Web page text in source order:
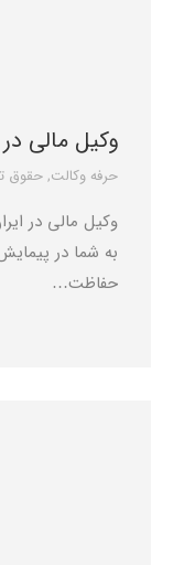
وکیل مالی در
حرفه وکالت,حقوق
وکیل مالی در
به شما در
حفاظت…